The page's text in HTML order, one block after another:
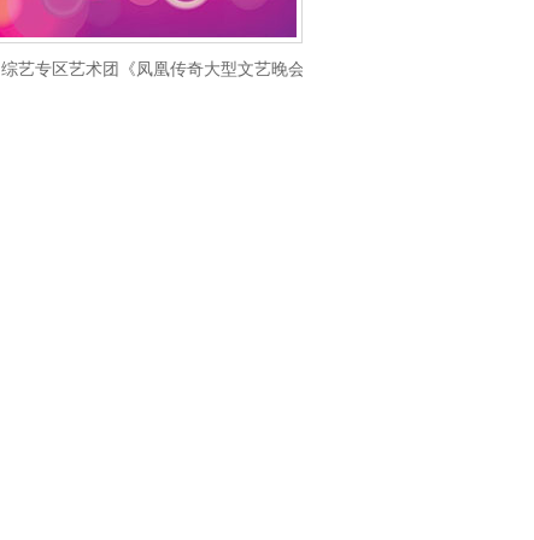
综艺专区艺术团《凤凰传奇大型文艺晚会》